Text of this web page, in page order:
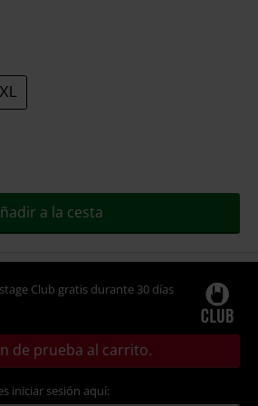
a la cesta
Club gratis durante 30 días
de prueba al carrito.
iniciar sesión aquí: